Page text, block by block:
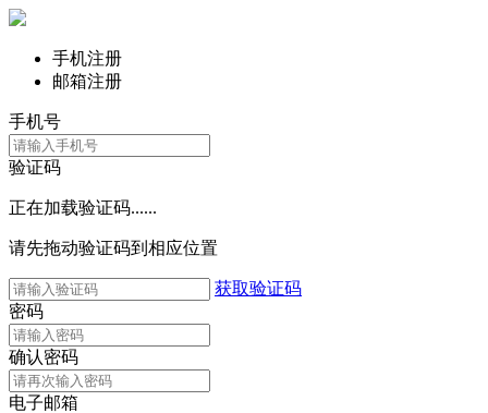
手机注册
邮箱注册
手机号
验证码
正在加载验证码......
请先拖动验证码到相应位置
获取验证码
密码
确认密码
电子邮箱